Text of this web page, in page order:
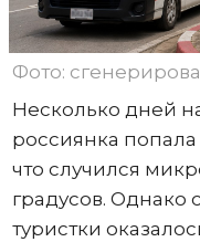
Фото:
Несколько дней
россиянка
что случился
градусов. Однако
туристки